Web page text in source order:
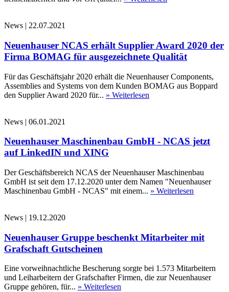
News | 22.07.2021
Neuenhauser NCAS erhält Supplier Award 2020 der
Firma BOMAG für ausgezeichnete Qualität
Für das Geschäftsjahr 2020 erhält die Neuenhauser Components,
Assemblies and Systems von dem Kunden BOMAG aus Boppard
den Supplier Award 2020 für... » Weiterlesen
News | 06.01.2021
Neuenhauser Maschinenbau GmbH - NCAS jetzt
auf LinkedIN und XING
Der Geschäftsbereich NCAS der Neuenhauser Maschinenbau
GmbH ist seit dem 17.12.2020 unter dem Namen "Neuenhauser
Maschinenbau GmbH - NCAS" mit einem... » Weiterlesen
News | 19.12.2020
Neuenhauser Gruppe beschenkt Mitarbeiter mit
Grafschaft Gutscheinen
Eine vorweihnachtliche Bescherung sorgte bei 1.573 Mitarbeitern
und Leiharbeitern der Grafschafter Firmen, die zur Neuenhauser
Gruppe gehören, für... » Weiterlesen